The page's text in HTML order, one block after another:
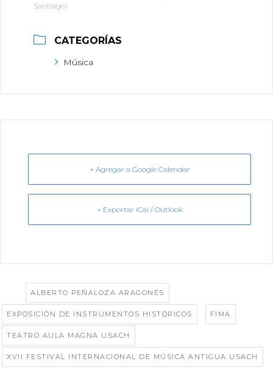
Santiago)
CATEGORÍAS
Música
+ Agregar a Google Calendar
+ Exportar iCal / Outlook
ALBERTO PEÑALOZA ARAGONÉS
EXPOSICIÓN DE INSTRUMENTOS HISTÓRICOS FIMA
TEATRO AULA MAGNA USACH
XVII FESTIVAL INTERNACIONAL DE MÚSICA ANTIGUA USACH